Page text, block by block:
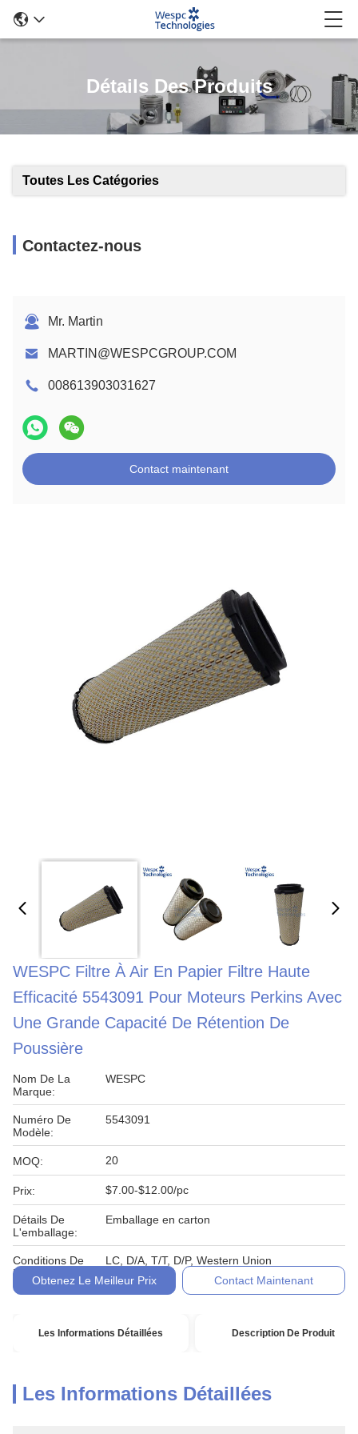
Détails Des Produits
Toutes Les Catégories
Contactez-nous
Mr. Martin
MARTIN@WESPCGROUP.COM
008613903031627
Contact maintenant
WESPC Filtre À Air En Papier Filtre Haute
Efficacité 5543091 Pour Moteurs Perkins Avec
Une Grande Capacité De Rétention De
Poussière
Nom De La
Marque:
WESPC
Numéro De
Modèle:
5543091
MOQ: 20
Prix: $7.00-$12.00/pc
Détails De
L'emballage:
Emballage en carton
Conditions De
Paiement:
LC, D/A, T/T, D/P, Western Union
Obtenez Le Meilleur Prix
Contact Maintenant
Les Informations Détaillées Description De Produit
Les Informations Détaillées